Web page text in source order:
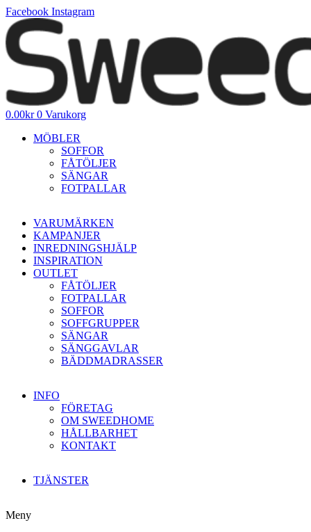
Hoppa
till
innehåll
Facebook Instagram
0.00kr 0 Varukorg
MÖBLER
SOFFOR
FÅTÖLJER
SÄNGAR
FOTPALLAR
VARUMÄRKEN
KAMPANJER
INREDNINGSHJÄLP
INSPIRATION
OUTLET
FÅTÖLJER
FOTPALLAR
SOFFOR
SOFFGRUPPER
SÄNGAR
SÄNGGAVLAR
BÄDDMADRASSER
INFO
FÖRETAG
OM SWEEDHOME
HÅLLBARHET
KONTAKT
TJÄNSTER
Meny